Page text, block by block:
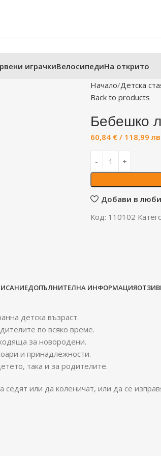
играчкиВелосипедиНа открито
Начало Детска
Back to products
Бебешко
60,84 €/ 118,99
Добави в
Код: 110102
ДОПЪЛНИТЕЛНА ИНФОРМАЦИЯ
детска възраст.
по всяко време.
за новородени.
и принадлежности.
така и за родителите.
или да коленичат, или да се